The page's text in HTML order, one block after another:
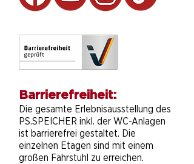
Barrierefreiheit:
Die gesamte Erlebnisausstellung des
PS.SPEICHER inkl. der WC-Anlagen
ist barrierefrei gestaltet. Die
einzelnen Etagen sind mit einem
großen Fahrstuhl zu erreichen.